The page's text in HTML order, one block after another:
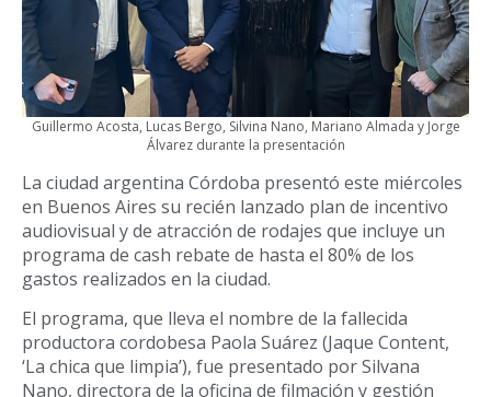
Guillermo Acosta, Lucas Bergo, Silvina Nano, Mariano Almada y Jorge
Álvarez durante la presentación
La ciudad argentina Córdoba presentó este miércoles
en Buenos Aires su recién lanzado plan de incentivo
audiovisual y de atracción de rodajes que incluye un
programa de cash rebate de hasta el 80% de los
gastos realizados en la ciudad.
El programa, que lleva el nombre de la fallecida
productora cordobesa Paola Suárez (Jaque Content,
‘La chica que limpia’), fue presentado por Silvana
Nano, directora de la oficina de filmación y gestión